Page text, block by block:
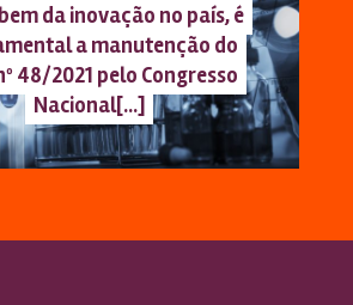
da inovação no país, é
a manutenção do
48/2021 pelo Congresso
Nacional[...]